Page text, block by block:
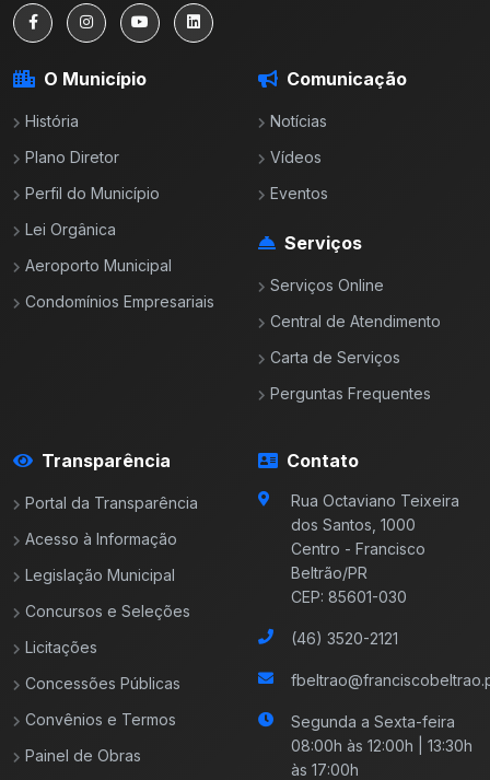
O Município
História
Plano Diretor
Perfil do Município
Lei Orgânica
Aeroporto Municipal
Condomínios Empresariais
Comunicação
Notícias
Vídeos
Eventos
Serviços
Serviços Online
Central de Atendimento
Carta de Serviços
Perguntas Frequentes
Transparência
Portal da Transparência
Acesso à Informação
Legislação Municipal
Concursos e Seleções
Licitações
Concessões Públicas
Convênios e Termos
Painel de Obras
Contato
Rua Octaviano Teixeira
dos Santos, 1000
Centro - Francisco
Beltrão/PR
CEP: 85601-030
(46) 3520-2121
Segunda a Sexta-feira
08:00h às 12:00h | 13:30h
às 17:00h